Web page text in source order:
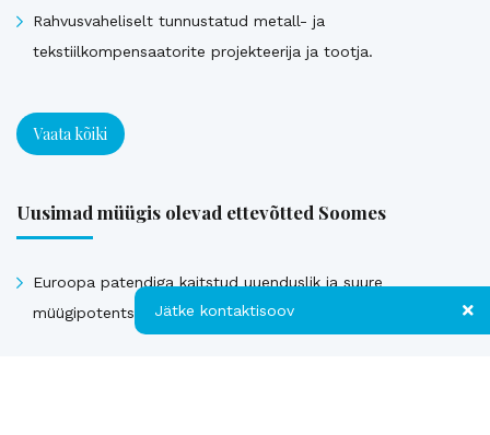
Rahvusvaheliselt tunnustatud metall- ja
tekstiilkompensaatorite projekteerija ja tootja.
Vaata kõiki
Uusimad müügis olevad ettevõtted Soomes
Euroopa patendiga kaitstud uuenduslik ja suure
müügipotentsiaaliga toode – Hübriid-vihmaveekaevud.
Jätke kontaktisoov